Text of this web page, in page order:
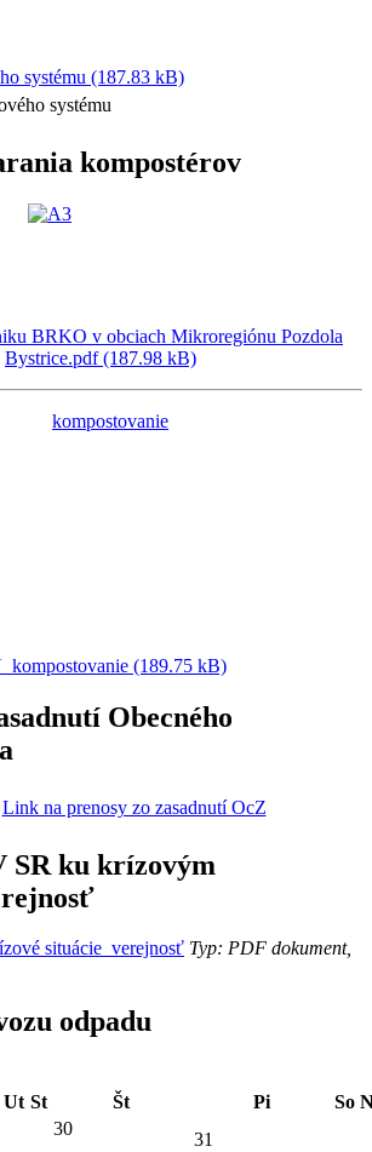
systému (187.83 kB)
kompostérov
BRKO v obciach Mikroregiónu Pozdola
Bystrice.pdf (187.98 kB)
(189.75 kB)
Obecného
Link na prenosy zo zasadnutí OcZ
ku krízovým
situácie_verejnosť Typ: PDF dokument,
odpadu
Ut St Št Pi So
30
31